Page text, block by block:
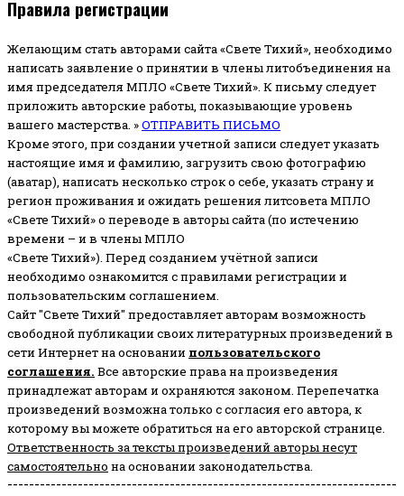
Правила регистрации
Желающим стать авторами сайта «Свете Тихий», необходимо
написать заявление о принятии в члены литобъединения на
имя председателя МПЛО «Свете Тихий». К письму следует
приложить авторские работы, показывающие уровень
вашего мастерства. »ОТПРАВИТЬ ПИСЬМО
Кроме этого, при создании учетной записи следует указать
настоящие имя и фамилию, загрузить свою фотографию
(аватар), написать несколько строк о себе, указать страну и
регион проживания и ожидать решения литсовета МПЛО
«Свете Тихий» о переводе в авторы сайта (по истечению
времени – и в члены МПЛО
«Свете Тихий»). Перед созданием учётной записи
необходимо ознакомится с правилами регистрации и
пользовательским соглашением.
Сайт "Свете Тихий" предоставляет авторам возможность
свободной публикации своих литературных произведений в
сети Интернет на основании пользовательского
соглашения. Все авторские права на произведения
принадлежат авторам и охраняются законом. Перепечатка
произведений возможна только с согласия его автора, к
которому вы можете обратиться на его авторской странице.
Ответственность за тексты произведений авторы несут
самостоятельно на основании законодательства.
------------------------------------------------------------------------